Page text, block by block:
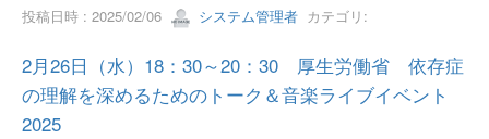
投稿日時 : 2025/02/06 システム管理者 カテゴリ:
2月26日（水）18：30～20：30 厚生労働省 依存症
の理解を深めるためのトーク＆音楽ライブイベント
2025